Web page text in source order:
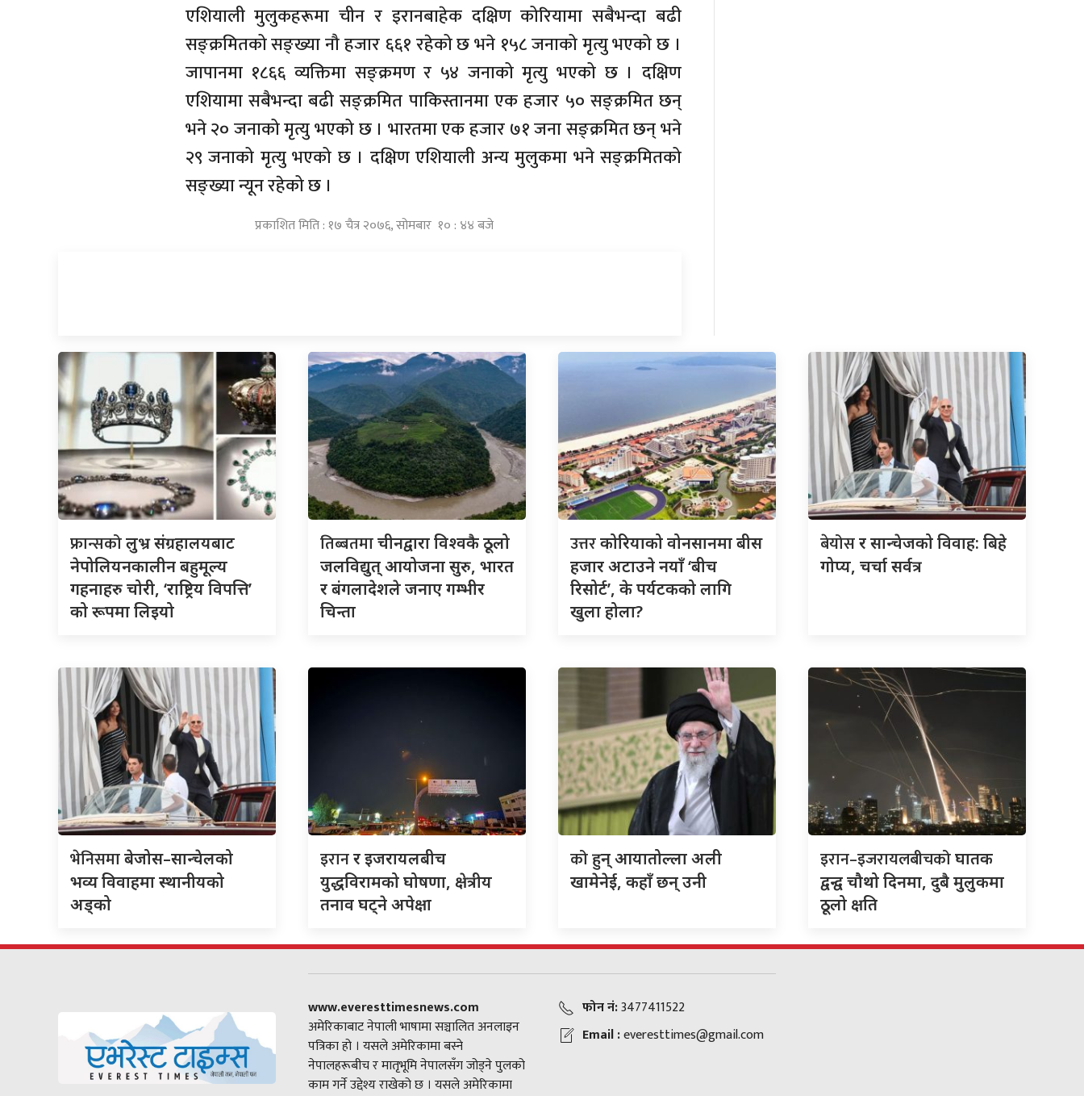
एशियाली मुलुकहरूमा चीन र इरानबाहेक दक्षिण कोरियामा सबैभन्दा बढी
सङ्क्रमितको सङ्ख्या नौ हजार ६६१ रहेको छ भने १५८ जनाको मृत्यु भएको छ ।
जापानमा १८६६ व्यक्तिमा सङ्क्रमण र ५४ जनाको मृत्यु भएको छ । दक्षिण
एशियामा सबैभन्दा बढी सङ्क्रमित पाकिस्तानमा एक हजार ५० सङ्क्रमित छन्
भने २० जनाको मृत्यु भएको छ । भारतमा एक हजार ७१ जना सङ्क्रमित छन् भने
२९ जनाको मृत्यु भएको छ । दक्षिण एशियाली अन्य मुलुकमा भने सङ्क्रमितको
सङ्ख्या न्यून रहेको छ ।
प्रकाशित मिति : १७ चैत्र २०७६, सोमबार १० : ४४ बजे
फ्रान्सकोलुभ्र संग्रहालयबाट
नेपोलियनकालीन बहुमूल्य
गहनाहरु चोरी, ‘राष्ट्रिय विपत्ति’
को रूपमा लिइयो
तिब्बतमाचीनद्वारा विश्वकै ठूलो
जलविद्युत् आयोजना सुरु, भारत
र बंगलादेशले जनाए गम्भीर
चिन्ता
उत्तरकोरियाको वोनसानमा बीस
हजार अटाउने नयाँ ‘बीच
रिसोर्ट’, के पर्यटकको लागि
खुला होला?
बेयोसर सान्चेजको विवाह: बिहे
गोप्य, चर्चा सर्वत्र
भेनिसमाबेजोस–सान्चेलको
भव्य विवाहमा स्थानीयको
अड्को
इरानर इजरायलबीच
युद्धविरामको घोषणा, क्षेत्रीय
तनाव घट्ने अपेक्षा
कोहुन् आयातोल्ला अली
खामेनेई, कहाँ छन् उनी
इरान–इजरायलबीचकोघातक
द्वन्द्व चौथो दिनमा, दुबै मुलुकमा
ठूलो क्षति
www.everesttimesnews.com
अमेरिकाबाट नेपाली भाषामा सञ्चालित अनलाइन
पत्रिका हो । यसले अमेरिकामा बस्ने
नेपालहरूबीच र मातृभूमि नेपालसँग जोड्ने पुलको
काम गर्ने उद्देश्य राखेको छ । यसले अमेरिकामा
फोन नं:3477411522
Email :everesttimes@gmail.com